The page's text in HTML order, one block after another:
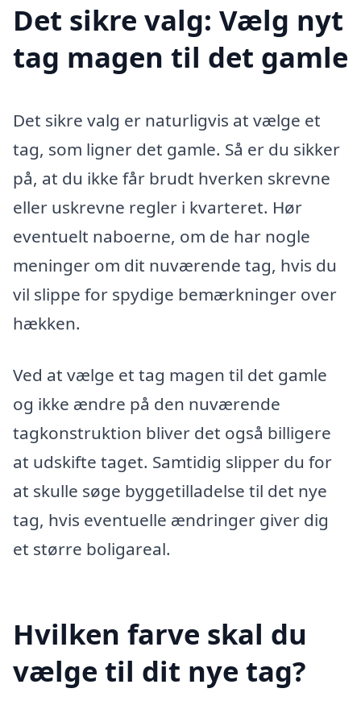
Det sikre valg: Vælg nyt
tag magen til det gamle
Det sikre valg er naturligvis at vælge et
tag, som ligner det gamle. Så er du sikker
på, at du ikke får brudt hverken skrevne
eller uskrevne regler i kvarteret. Hør
eventuelt naboerne, om de har nogle
meninger om dit nuværende tag, hvis du
vil slippe for spydige bemærkninger over
hækken.
Ved at vælge et tag magen til det gamle
og ikke ændre på den nuværende
tagkonstruktion bliver det også billigere
at udskifte taget. Samtidig slipper du for
at skulle søge byggetilladelse til det nye
tag, hvis eventuelle ændringer giver dig
et større boligareal.
Hvilken farve skal du
vælge til dit nye tag?